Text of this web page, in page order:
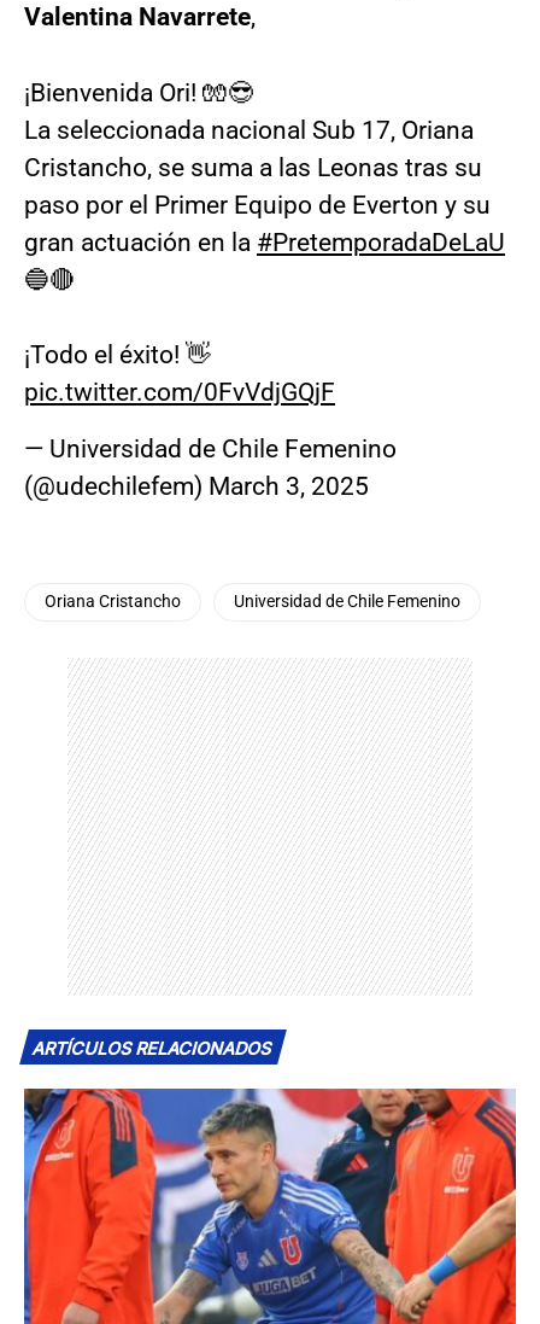
Valentina Navarrete,
¡Bienvenida Ori! 🧤😎
La seleccionada nacional Sub 17, Oriana
Cristancho, se suma a las Leonas tras su
paso por el Primer Equipo de Everton y su
gran actuación en la #PretemporadaDeLaU
🔵🔴
¡Todo el éxito! 👋
pic.twitter.com/0FvVdjGQjF
— Universidad de Chile Femenino
(@udechilefem) March 3, 2025
Oriana Cristancho Universidad de Chile Femenino
ARTÍCULOS RELACIONADOS